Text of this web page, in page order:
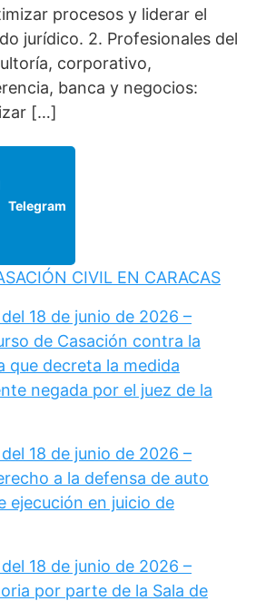
procesos y liderar el
jurídico. 2. Profesionales del
corporativo,
banca y negocios:
[…]
Telegram
CIVIL EN CARACAS
18 de junio de 2026 –
de Casación contra la
que decreta la medida
negada por el juez de la
18 de junio de 2026 –
a la defensa de auto
ejecución en juicio de
18 de junio de 2026 –
por parte de la Sala de